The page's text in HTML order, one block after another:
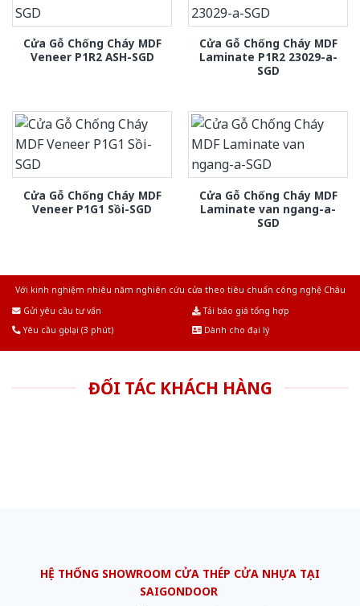
Cửa Gỗ Chống Cháy MDF
Veneer P1R2 ASH-SGD
Cửa Gỗ Chống Cháy MDF
Laminate P1R2 23029-a-
SGD
Cửa Gỗ Chống Cháy MDF
Veneer P1G1 Sồi-SGD
Cửa Gỗ Chống Cháy MDF
Laminate van ngang-a-
SGD
Với kinh nghiệm nhiêu năm nghiên cứu cửa theo tiêu chuẩn công nghệ Châu
Gửi yêu cầu tư vấn
Tải báo giá tổng hợp
Yêu cầu gọi lại (3 phút)
Dành cho đại lý
ĐỐI TÁC KHÁCH HÀNG
HỆ THỐNG SHOWROOM CỬA THÉP CỬA NHỰA TẠI
SAIGONDOOR